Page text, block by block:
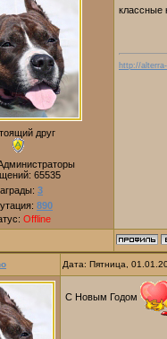
друг
65535
3
890
Offline
классные
http://
Дата: Пятница,
С Новым Годом